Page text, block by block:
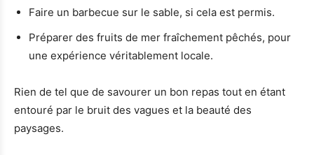
Faire un barbecue sur le sable, si cela est permis.
Préparer des fruits de mer fraîchement pêchés, pour
une expérience véritablement locale.
Rien de tel que de savourer un bon repas tout en étant
entouré par le bruit des vagues et la beauté des
paysages.